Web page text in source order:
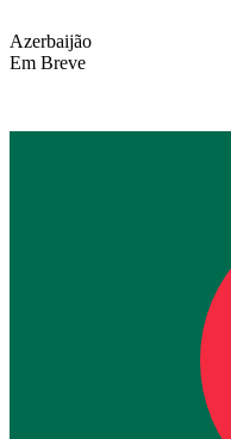
Azerbaijão
Em Breve